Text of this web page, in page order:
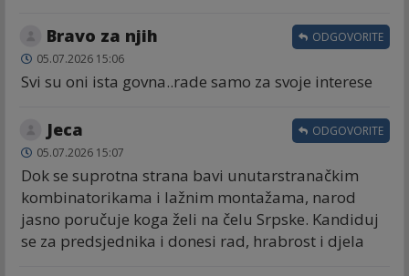
Bravo za njih
05.07.2026 15:06
Svi su oni ista govna..rade samo za svoje interese
ODGOVORITE
Jeca
05.07.2026 15:07
Dok se suprotna strana bavi unutarstranačkim
kombinatorikama i lažnim montažama, narod
jasno poručuje koga želi na čelu Srpske. Kandiduj
se za predsjednika i donesi rad, hrabrost i djela
ODGOVORITE